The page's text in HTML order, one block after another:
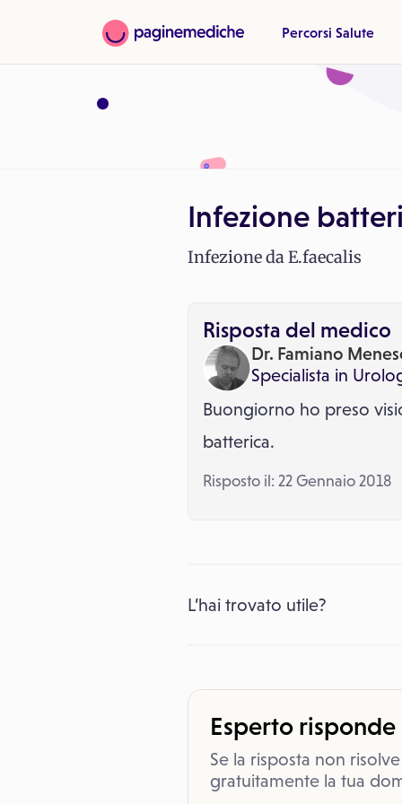
Percorsi Salute
Infezione
Infezione da E.faecalis
Risposta del medico
Dr. Famiano
Specialista in
Buongiorno ho preso
batterica.
Risposto il: 22 Gennaio 2018
L’hai trovato utile?
Esperto risponde
Se la risposta non
gratuitamente la tua